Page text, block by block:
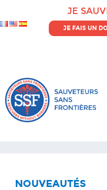
JE
JE FAIS UN
NOUVEAUTÉS